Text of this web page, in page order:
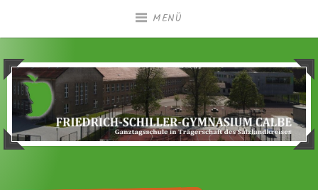
MENÜ
Ganztagsgymnasium in Trägerschaft des